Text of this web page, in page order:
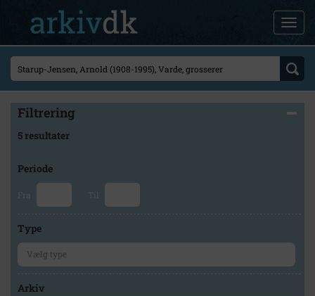
Filtrering
5 resultater
Periode
Fra Til
Type
Arkiv